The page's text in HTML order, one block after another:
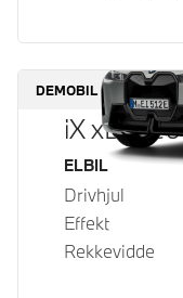
DEMOBIL
iX
Drivstoff
ELBIL
Drivhjul
Effekt
Rekkevidde